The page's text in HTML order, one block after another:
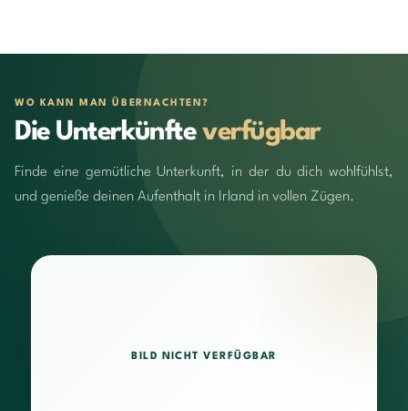
WO KANN MAN ÜBERNACHTEN?
Die Unterkünfte verfügbar
Finde eine gemütliche Unterkunft, in der du dich wohlfühlst,
und genieße deinen Aufenthalt in Irland in vollen Zügen.
BILD NICHT VERFÜGBAR